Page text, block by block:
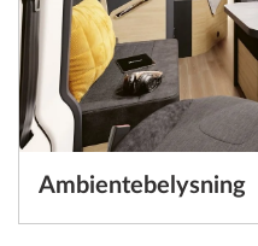
Ambientebelysning